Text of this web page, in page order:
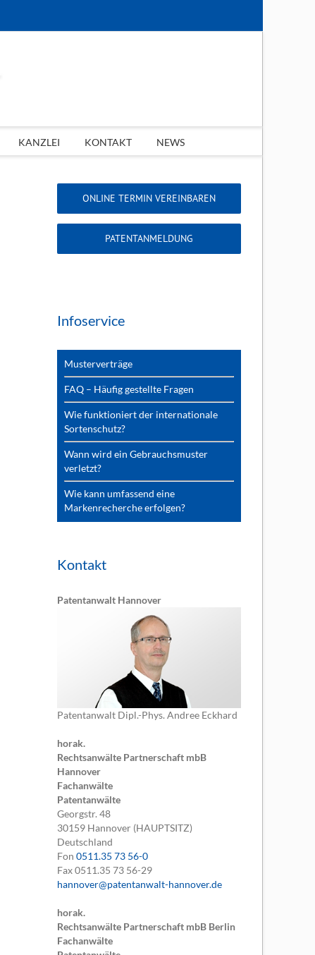
KANZLEI KONTAKT NEWS
ONLINE TERMIN VEREINBAREN
PATENTANMELDUNG
Infoservice
Musterverträge
FAQ – Häufig gestellte Fragen
Wie funktioniert der internationale
Sortenschutz?
Wann wird ein Gebrauchsmuster
verletzt?
Wie kann umfassend eine
Markenrecherche erfolgen?
Kontakt
Patentanwalt Hannover
Patentanwalt Dipl.-Phys. Andree Eckhard
horak.
Rechtsanwälte Partnerschaft mbB
Hannover
Fachanwälte
Patentanwälte
Georgstr. 48
30159 Hannover (HAUPTSITZ)
Deutschland
Fon0511.35 73 56-0
Fax0511.35 73 56-29
hannover@patentanwalt-hannover.de
horak.
Rechtsanwälte Partnerschaft mbB Berlin
Fachanwälte